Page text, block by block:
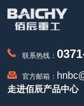
联系热线：
官方邮箱：
走进佰辰产品中心